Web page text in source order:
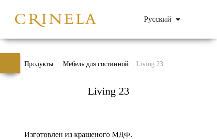
Русский
Продукты Мебель для гостинной Living 23
Living 23
Изготовлен из крашеного МДФ.